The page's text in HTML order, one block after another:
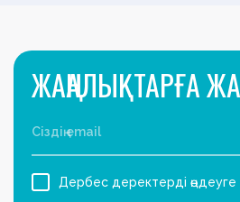
ЖАҢАЛЫҚТАРҒА
Дербес деректерді өңдеуге